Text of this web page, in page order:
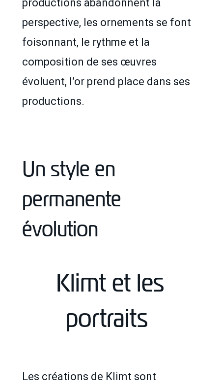
productions abandonnent la
perspective, les ornements se font
foisonnant, le rythme et la
composition de ses œuvres
évoluent, l’or prend place dans ses
productions.
Un style en
permanente
évolution
Klimt et les
portraits
Les créations de Klimt sont